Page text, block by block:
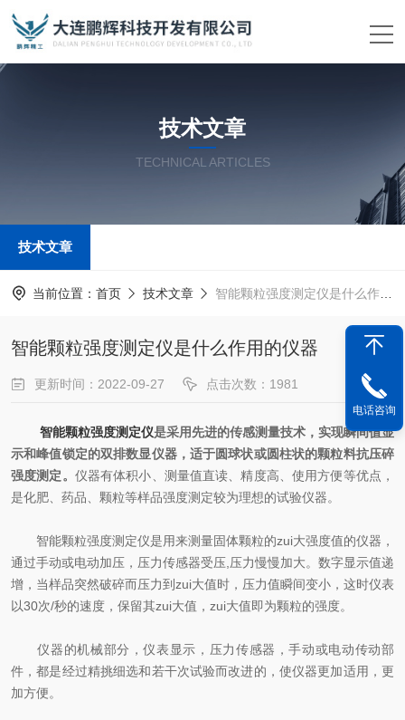
技术文章
TECHNICAL ARTICLES
技术文章
当前位置： 首页 技术文章 智能颗粒强度测定仪是什么作用的仪器
智能颗粒强度测定仪是什么作用的仪器
更新时间：2022-09-27 点击次数：1981
智能颗粒强度测定仪是采用先进的传感测量技术，实现瞬间值显
示和峰值锁定的双排数显仪器，适于圆球状或圆柱状的颗粒料抗压碎
强度测定。 仪器有体积小、测量值直读、精度高、使用方便等优点，
是化肥、药品、颗粒等样品强度测定较为理想的试验仪器。
智能颗粒强度测定仪是用来测量固体颗粒的zui大强度值的仪器，
通过手动或电动加压，压力传感器受压,压力慢慢加大。数字显示值递
增，当样品突然破碎而压力到zui大值时，压力值瞬间变小，这时仪表
以30次/秒的速度，保留其zui大值，zui大值即为颗粒的强度。
仪器的机械部分，仪表显示，压力传感器，手动或电动传动部
件，都是经过精挑细选和若干次试验而改进的，使仪器更加适用，更
加方便。
电话咨询